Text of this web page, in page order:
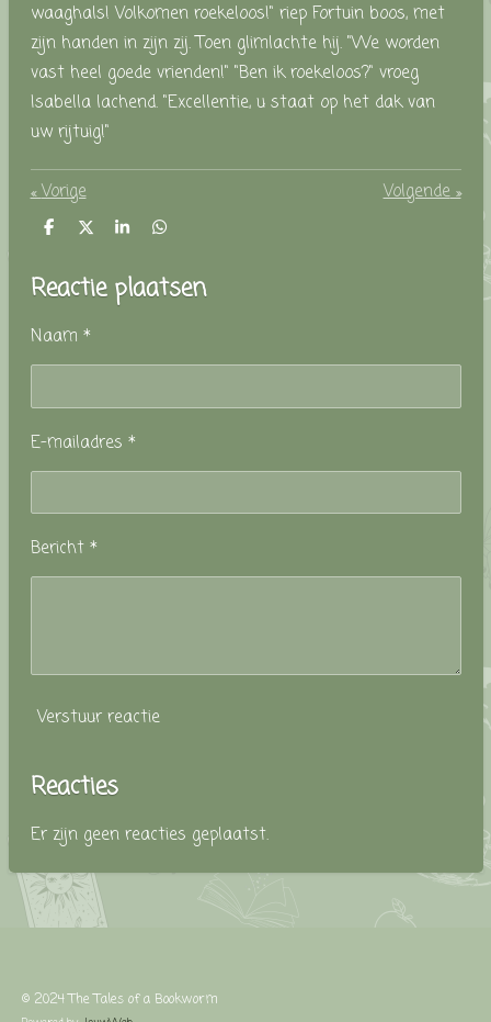
waaghals! Volkomen roekeloos!" riep Fortuin boos, met
zijn handen in zijn zij. Toen glimlachte hij. "We worden
vast heel goede vrienden!" "Ben ik roekeloos?" vroeg
Isabella lachend. "Excellentie, u staat op het dak van
uw rijtuig!"
«Vorige Volgende»
D
e
n
D
l
S
r
e
D
e
n
Reactie plaatsen
Naam *
E-mailadres *
Bericht *
Verstuur reactie
Reacties
Er zijn geen reacties geplaatst.
© 2024 The Tales of a Bookworm